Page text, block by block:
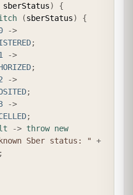
sberStatus)
{
(sberStatus)
{
->
;
->
;
->
;
->
;
-> throw new
Sber status: " +
;